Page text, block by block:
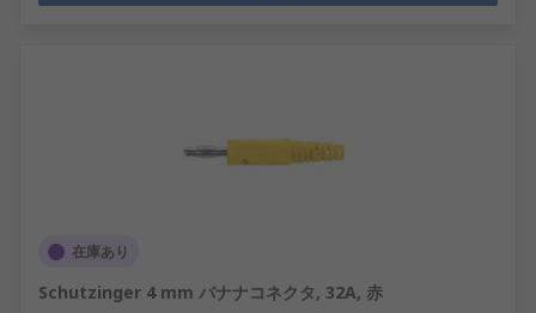
在庫あり
Schutzinger 4 mm バナナコネクタ, 32A, 赤